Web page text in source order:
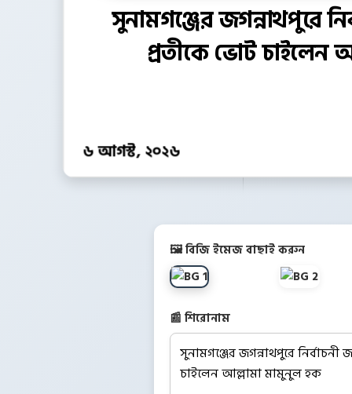
সুনামগঞ্জের জগন্নাথপুরে
প্রতীকে ভোট চাইলেন
৬ আগস্ট, ২০২৬
🖼️ বিজি ইমেজ বাছাই করুন
📰 শিরোনাম